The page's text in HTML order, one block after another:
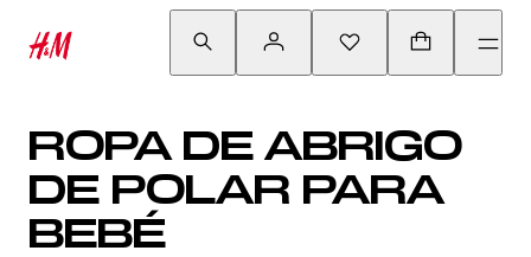
ROPA DE ABRIGO
DE POLAR PARA
BEBÉ